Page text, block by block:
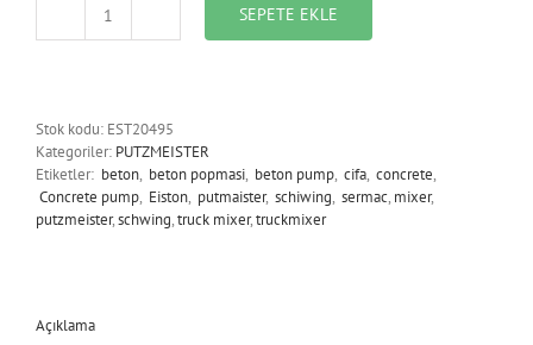
EST20495_S
VALVE
adet
SEPETE EKLE
Stok kodu: EST20495
Kategoriler: PUTZMEISTER
Etiketler: beton, beton popmasi, beton pump, cifa, concrete,
Concrete pump, Eiston, putmaister, schiwing, sermac, mixer,
putzmeister,schwing,truck mixer,truckmixer
Açıklama